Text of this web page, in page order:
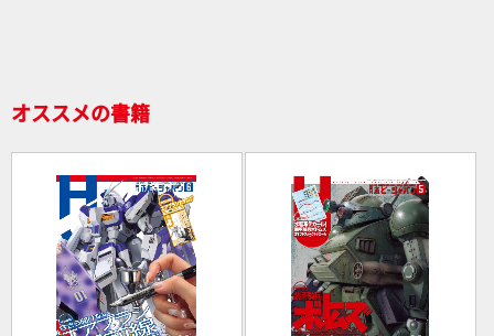
オススメの書籍